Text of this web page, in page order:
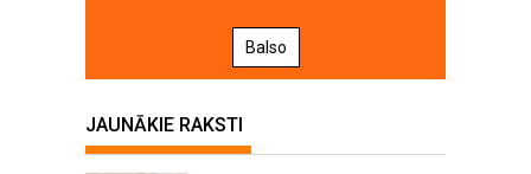
Balso
JAUNĀKIE RAKSTI